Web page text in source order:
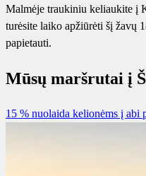
Malmėje traukiniu keliaukite į
turėsite laiko apžiūrėti šį žavų
papietauti.
Mūsų maršrutai į
15 % nuolaida kelionėms į abi